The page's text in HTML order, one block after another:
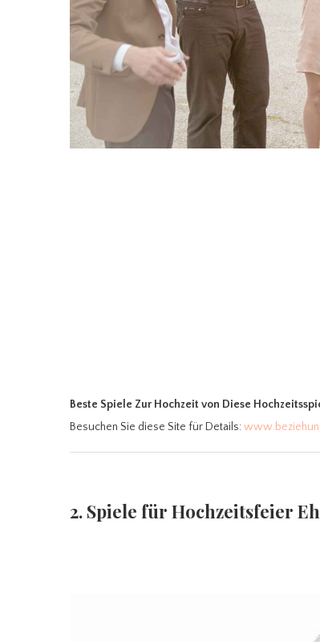
Beste Spiele Zur Hochzeit von Diese
Besuchen Sie diese Site für Details:
2. Spiele für Hochzeitsfeier